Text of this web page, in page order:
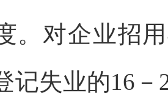
。对企业招
记失业的16